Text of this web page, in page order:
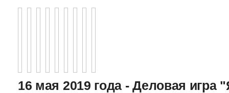
16 мая 2019 года - Деловая игра